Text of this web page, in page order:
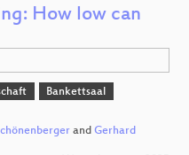
How low can
Bankettsaal
and Gerhard